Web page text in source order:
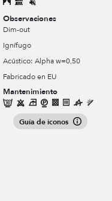
Observaciones
Dim-out
Ignífugo
Acústico: Alpha w=0,50
Fabricado en EU
Mantenimiento
Guía de iconos